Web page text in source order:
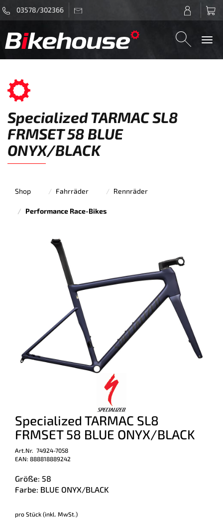
03578/302366
Specialized TARMAC SL8
FRMSET 58 BLUE
ONYX/BLACK
Shop Fahrräder Rennräder
Performance Race-Bikes
Specialized TARMAC SL8
FRMSET 58 BLUE ONYX/BLACK
Art.Nr. 74924-7058
EAN: 888818889242
Größe: 58
Farbe: BLUE ONYX/BLACK
pro Stück (inkl. MwSt.)